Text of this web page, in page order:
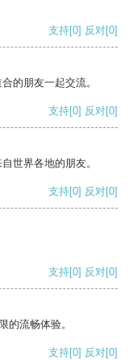
支持[0] 反对[0]
的朋友一起交流。
支持[0] 反对[0]
世界各地的朋友。
支持[0] 反对[0]
支持[0] 反对[0]
的流畅体验。
支持[0] 反对[0]